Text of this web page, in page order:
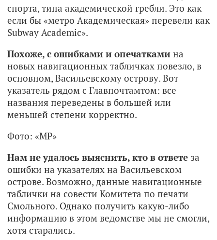
спорта, типа академической гребли. Это как
если бы «метро Академическая» перевели как
Subway Academic».
Похоже, с ошибками и опечатками на
новых навигационных табличках повезло, в
основном, Васильевскому острову. Вот
указатель рядом с Главпочтамтом: все
названия переведены в большей или
меньшей степени корректно.
Фото: «МР»
Нам не удалось выяснить, кто в ответе за
ошибки на указателях на Васильевском
острове. Возможно, данные навигационные
таблички на совести Комитета по печати
Смольного. Однако получить какую-либо
информацию в этом ведомстве мы не смогли,
хотя старались.